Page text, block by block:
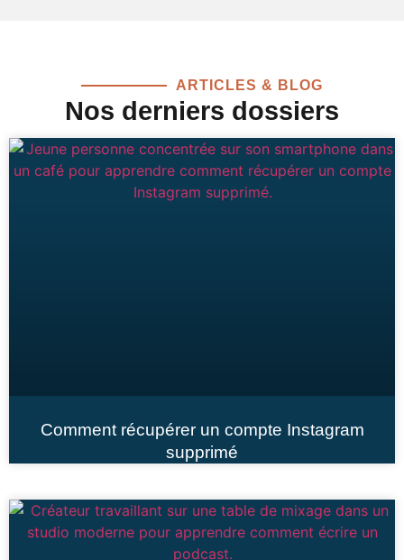
ARTICLES & BLOG
Nos derniers dossiers
Comment récupérer un compte Instagram
supprimé